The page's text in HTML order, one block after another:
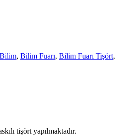
Bilim, Bilim Fuarı, Bilim Fuarı Tişört,
tişört yapılmaktadır.